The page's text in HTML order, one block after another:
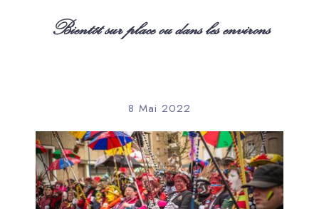
Bientôt sur place ou dans les environs
8 Mai 2022